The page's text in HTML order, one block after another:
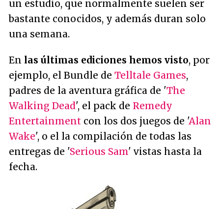
un estudio, que normalmente suelen ser
bastante conocidos, y además duran solo
una semana.
En las últimas ediciones hemos visto, por
ejemplo, el Bundle de Telltale Games,
padres de la aventura gráfica de 'The
Walking Dead', el pack de Remedy
Entertainment con los dos juegos de 'Alan
Wake', o el la compilación de todas las
entregas de 'Serious Sam' vistas hasta la
fecha.